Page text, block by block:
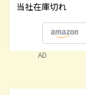
当社在庫切れ
AD